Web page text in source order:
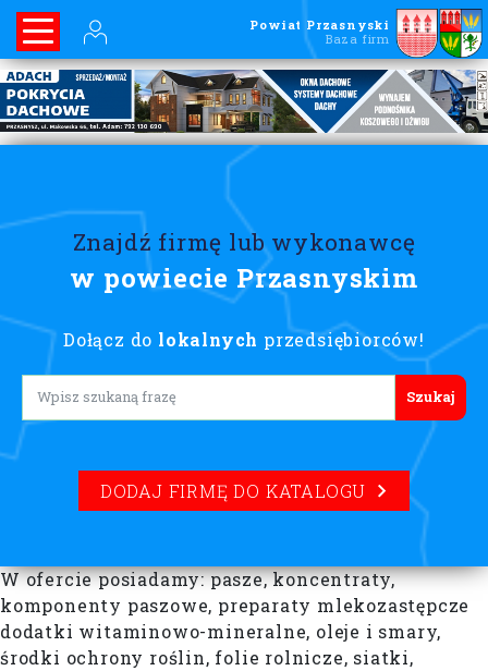
Powiat Przasnyski
Baza firm
Znajdź firmę lub wykonawcę
w powiecie Przasnyskim
Dołącz do lokalnych przedsiębiorców!
Lorem ipsum
DODAJ FIRMĘ DO KATALOGU
W ofercie posiadamy: pasze, koncentraty,
komponenty paszowe, preparaty mlekozastępcze
dodatki witaminowo-mineralne, oleje i smary,
środki ochrony roślin, folie rolnicze, siatki,